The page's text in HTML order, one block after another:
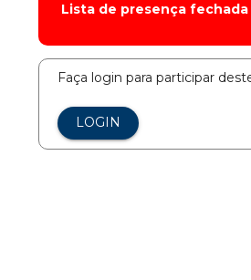
Lista de presença fechada
Faça login para participar
LOGIN